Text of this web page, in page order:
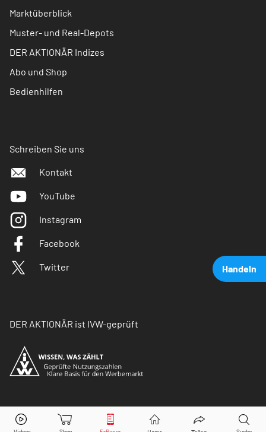
Handeln
Deutsche BankAktie jetzt handeln?
Marktüberblick
Muster- und Real-Depots
DER AKTIONÄR Indizes
Abo und Shop
Bedienhilfen
Schreiben Sie uns
Kontakt
YouTube
Instagram
Facebook
Twitter
DER AKTIONÄR ist IVW-geprüft
© Copyright 2026 Börsenmedien AG. Alle Rechte